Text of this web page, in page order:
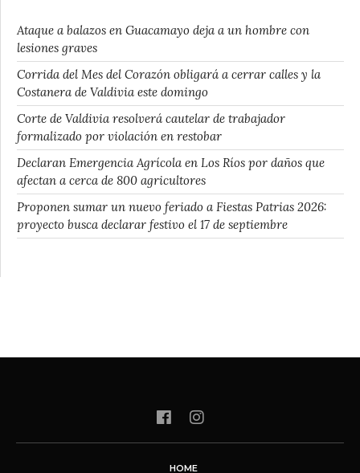
Ataque a balazos en Guacamayo deja a un hombre con
lesiones graves
Corrida del Mes del Corazón obligará a cerrar calles y la
Costanera de Valdivia este domingo
Corte de Valdivia resolverá cautelar de trabajador
formalizado por violación en restobar
Declaran Emergencia Agrícola en Los Ríos por daños que
afectan a cerca de 800 agricultores
Proponen sumar un nuevo feriado a Fiestas Patrias 2026:
proyecto busca declarar festivo el 17 de septiembre
HOME